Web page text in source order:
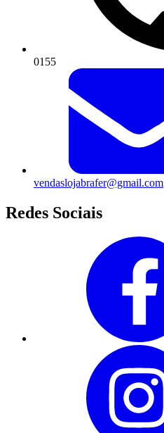
0155
vendaslojabrafer@gmail.com
Redes Sociais